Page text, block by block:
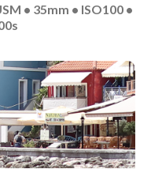
• 35mm • ISO100 •